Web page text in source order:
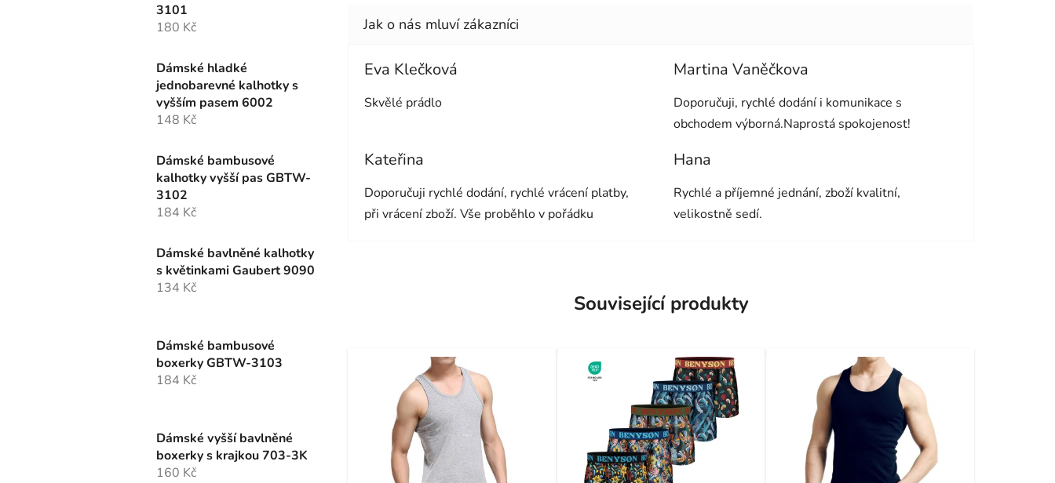
3101
180 Kč
Dámské hladké
jednobarevné kalhotky s
vyšším pasem 6002
148 Kč
Dámské bambusové
kalhotky vyšší pas GBTW-
3102
184 Kč
Dámské bavlněné kalhotky
s květinkami Gaubert 9090
134 Kč
Dámské bambusové
boxerky GBTW-3103
184 Kč
Dámské vyšší bavlněné
boxerky s krajkou 703-3K
160 Kč
Eva Klečková
Skvělé prádlo
Martina Vaněčkova
Doporučuji, rychlé dodání i komunikace s
obchodem výborná.Naprostá spokojenost!
Kateřina
Doporučuji rychlé dodání, rychlé vrácení platby,
při vrácení zboží. Vše proběhlo v pořádku
Hana
Rychlé a příjemné jednání, zboží kvalitní,
velikostně sedí.
Související produkty